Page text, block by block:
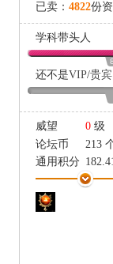
已卖： 4822份
学科带头人
还不是VIP/贵宾
威望 0 级
论坛币
213
通用积分
学术水平
60 点
热心指数
信用等级